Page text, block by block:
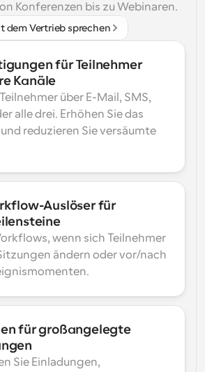
Konferenzen bis zu Webinaren.
dem Vertrieb sprechen
für Teilnehmer
Kanäle
über E-Mail, SMS,
alle drei. Erhöhen Sie das
reduzieren Sie versäumte
Auslöser für
wenn sich Teilnehmer
ändern oder vor/nach
für großangelegte
Sie Einladungen,